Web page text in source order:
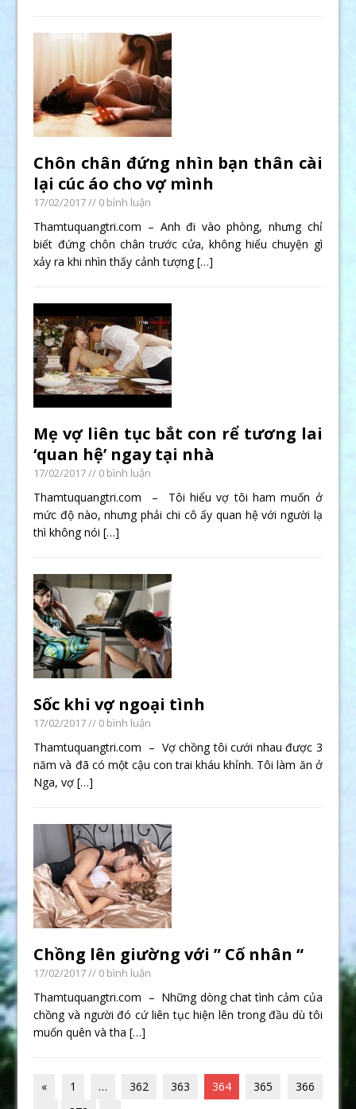
Chôn chân đứng nhìn bạn thân cài
lại cúc áo cho vợ mình
17/02/2017// 0 bình luận
Thamtuquangtri.com – Anh đi vào phòng, nhưng chỉ
biết đứng chôn chân trước cửa, không hiểu chuyện gì
xảy ra khi nhìn thấy cảnh tượng[…]
Mẹ vợ liên tục bắt con rể tương lai
‘quan hệ’ ngay tại nhà
17/02/2017// 0 bình luận
Thamtuquangtri.com – Tôi hiểu vợ tôi ham muốn ở
mức độ nào, nhưng phải chi cô ấy quan hệ với người lạ
thì không nói[…]
Sốc khi vợ ngoại tình
17/02/2017// 0 bình luận
Thamtuquangtri.com – Vợ chồng tôi cưới nhau được 3
năm và đã có một cậu con trai kháu khỉnh. Tôi làm ăn ở
Nga, vợ[…]
Chồng lên giường với ” Cố nhân “
17/02/2017// 0 bình luận
Thamtuquangtri.com – Những dòng chat tình cảm của
chồng và người đó cứ liên tục hiện lên trong đầu dù tôi
muốn quên và tha[…]
« 1 … 362 363 364 365
366